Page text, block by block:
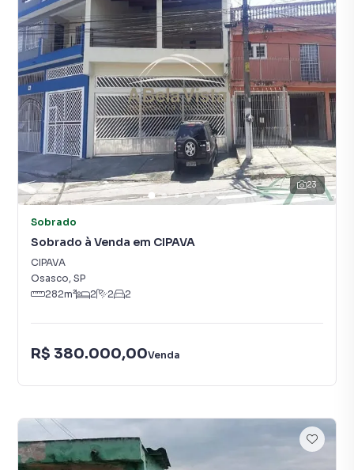
23
Sobrado
Sobrado à Venda em CIPAVA
CIPAVA
Osasco, SP
282m² 2 2 2
R$ 380.000,00Venda